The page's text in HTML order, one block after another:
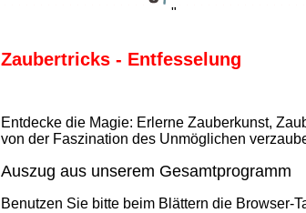
"
Zaubertricks - Entfesselung
Entdecke die Magie: Erlerne Zauberkunst,
von der Faszination des Unmöglichen
Auszug aus unserem Gesamtprogramm
Benutzen Sie bitte beim Blättern die Browser-